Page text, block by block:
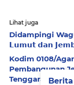
Lihat juga
Didampingi
𝗟𝘂𝗺𝘂𝘁 𝗱𝗮𝗻
Kodim 0108/
Pembangunan
Tenggara